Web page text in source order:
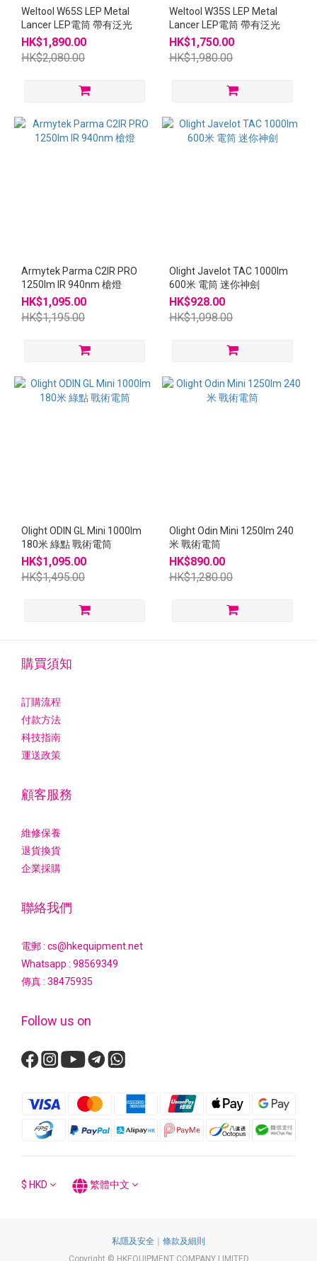
Weltool W65S LEP Metal
Lancer LEP電筒 帶有泛光
HK$1,890.00
HK$2,080.00
Weltool W35S LEP Metal
Lancer LEP電筒 帶有泛光
HK$1,750.00
HK$1,980.00
Armytek Parma C2IR PRO
1250lm IR 940nm 槍燈
HK$1,095.00
HK$1,195.00
Olight Javelot TAC 1000lm
600米 電筒 迷你神劍
HK$928.00
HK$1,098.00
Olight ODIN GL Mini 1000lm
180米 綠點 戰術電筒
HK$1,095.00
HK$1,495.00
Olight Odin Mini 1250lm 240
米 戰術電筒
HK$890.00
HK$1,280.00
購買須知
訂購流程
付款方法
科技指南
運送政策
顧客服務
維修保養
退貨換貨
企業採購
聯絡我們
電郵 : cs@hkequipment.net
Whatsapp : 98569349
傳真 : 38475935
Follow us on
$ HKD 繁體中文
私隱及安全 ｜ 條款及細則
Copyright © HKEQUIPMENT COMPANY LIMITED